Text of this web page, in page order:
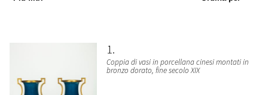
1
Coppia di vasi in porcellana cinesi montati in
bronzo dorato, fine secolo XIX